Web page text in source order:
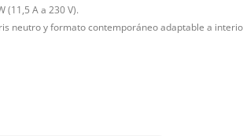
(11,5 A a 230 V).
neutro y formato contemporáneo adaptable a